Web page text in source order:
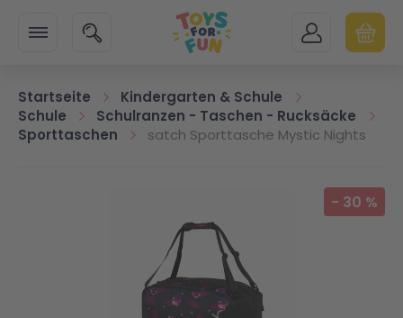
SUCHE MEIN KONTO
Startseite
Kindergarten & Schule
Schule
Schulranzen - Taschen - Rucksäcke
Sporttaschen
satch Sporttasche Mystic Nights
- 30 %